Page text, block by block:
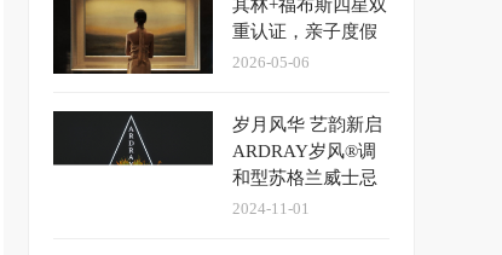
其林+福布斯四星双
重认证，亲子度假
闭眼入的酒店攻略
2026-05-06
岁月风华 艺韵新启
ARDRAY岁风®调
和型苏格兰威士忌
于深圳举办发布会
2024-11-01